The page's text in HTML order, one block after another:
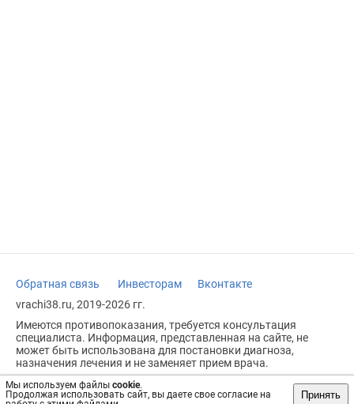
Мы используем файлы cookie.
Продолжая использовать сайт, вы даете свое согласие на
Принять
Обратная связь Инвесторам
Вконтакте
vrachi38.ru, 2019-2026 гг.
Имеются противопоказания, требуется консультация
специалиста. Информация, представленная на сайте, не
может быть использована для постановки диагноза,
назначения лечения и не заменяет прием врача.
Возрастное ограничение: 18+